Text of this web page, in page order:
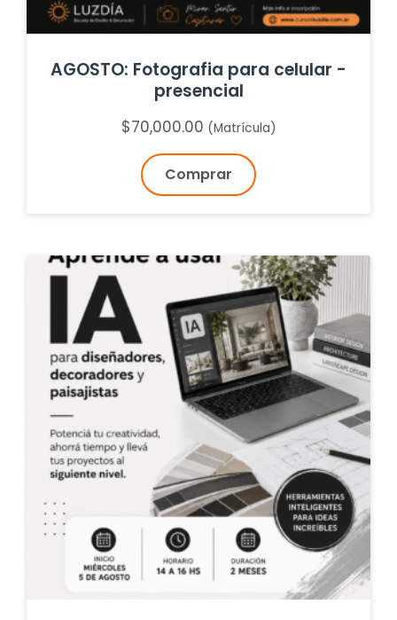
AGOSTO: Fotografia para celular -
presencial
$70,000.00 (Matrícula)
Comprar